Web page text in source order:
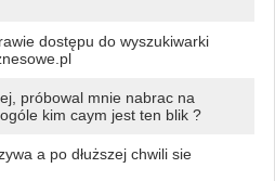
dostępu do wyszukiwarki
próbowal mnie nabrac na
kim caym jest ten blik ?
a po dłuższej chwili sie